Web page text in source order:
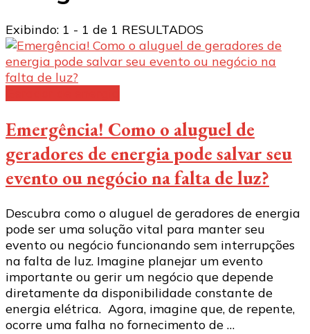
Exibindo: 1 - 1 de 1 RESULTADOS
Emergência! Como o aluguel de
geradores de energia pode salvar seu
evento ou negócio na falta de luz?
Descubra como o aluguel de geradores de energia
pode ser uma solução vital para manter seu
evento ou negócio funcionando sem interrupções
na falta de luz. Imagine planejar um evento
importante ou gerir um negócio que depende
diretamente da disponibilidade constante de
energia elétrica. Agora, imagine que, de repente,
ocorre uma falha no fornecimento de …